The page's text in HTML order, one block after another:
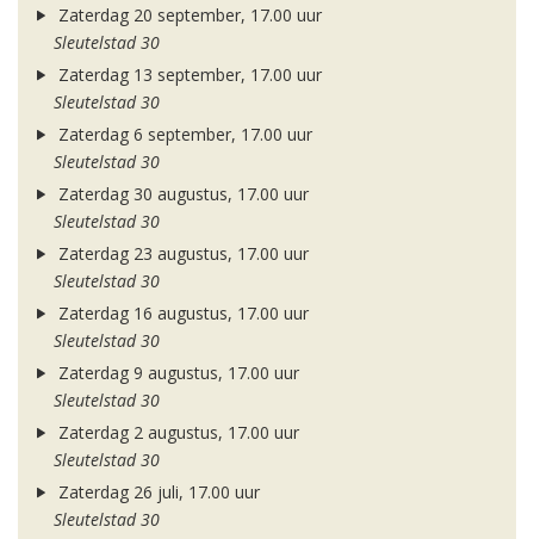
Zaterdag 20 september, 17.00 uur
Sleutelstad 30
Zaterdag 13 september, 17.00 uur
Sleutelstad 30
Zaterdag 6 september, 17.00 uur
Sleutelstad 30
Zaterdag 30 augustus, 17.00 uur
Sleutelstad 30
Zaterdag 23 augustus, 17.00 uur
Sleutelstad 30
Zaterdag 16 augustus, 17.00 uur
Sleutelstad 30
Zaterdag 9 augustus, 17.00 uur
Sleutelstad 30
Zaterdag 2 augustus, 17.00 uur
Sleutelstad 30
Zaterdag 26 juli, 17.00 uur
Sleutelstad 30